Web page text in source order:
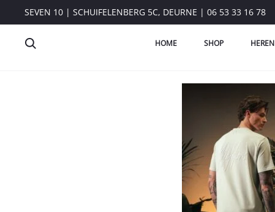
SEVEN 10 | SCHUIFELENBERG 5C, DEURNE | 06 53 33 16 78
HOME SHOP HEREN